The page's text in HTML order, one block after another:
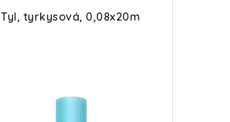
Tyl, tyrkysová, 0,08x20m